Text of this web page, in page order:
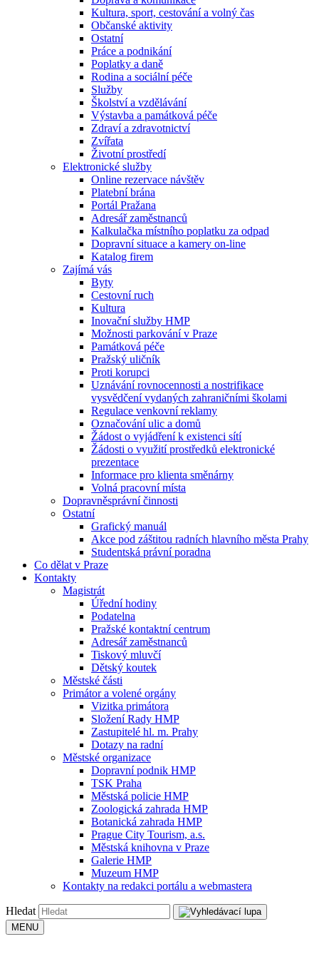
Kultura, sport, cestování a volný čas
Občanské aktivity
Ostatní
Práce a podnikání
Poplatky a daně
Rodina a sociální péče
Služby
Školství a vzdělávání
Výstavba a památková péče
Zdraví a zdravotnictví
Zvířata
Životní prostředí
Elektronické služby
Online rezervace návštěv
Platební brána
Portál Pražana
Adresář zaměstnanců
Kalkulačka místního poplatku za odpad
Dopravní situace a kamery on-line
Katalog firem
Zajímá vás
Byty
Cestovní ruch
Kultura
Inovační služby HMP
Možnosti parkování v Praze
Památková péče
Pražský uličník
Proti korupci
Uznávání rovnocennosti a nostrifikace
vysvědčení vydaných zahraničními školami
Regulace venkovní reklamy
Označování ulic a domů
Žádost o vyjádření k existenci sítí
Žádosti o využití prostředků elektronické
prezentace
Informace pro klienta směnárny
Volná pracovní místa
Dopravněsprávní činnosti
Ostatní
Grafický manuál
Akce pod záštitou radních hlavního města Prahy
Studentská právní poradna
Co dělat v Praze
Kontakty
Magistrát
Úřední hodiny
Podatelna
Pražské kontaktní centrum
Adresář zaměstnanců
Tiskový mluvčí
Dětský koutek
Městské části
Primátor a volené orgány
Vizitka primátora
Složení Rady HMP
Zastupitelé hl. m. Prahy
Dotazy na radní
Městské organizace
Dopravní podnik HMP
TSK Praha
Městská policie HMP
Zoologická zahrada HMP
Botanická zahrada HMP
Prague City Tourism, a.s.
Městská knihovna v Praze
Galerie HMP
Muzeum HMP
Kontakty na redakci portálu a webmastera
Hledat
MENU